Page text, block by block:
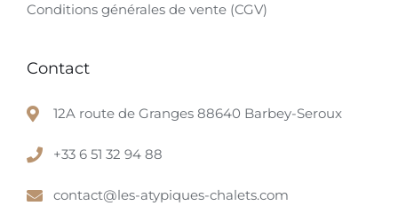
Conditions générales de vente (CGV)
Contact
12A route de Granges 88640 Barbey-Seroux
+33 6 51 32 94 88
contact@les-atypiques-chalets.com